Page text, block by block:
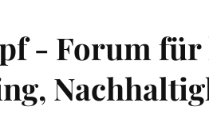
- Forum